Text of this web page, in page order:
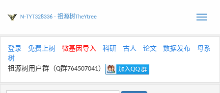
Toggle
N-TYT328336 - 祖源树TheYtree
登录 免费上树 微基因导入 科研 古人 论文 数据发布
母系
树
祖源树用户群（Q群764507041）